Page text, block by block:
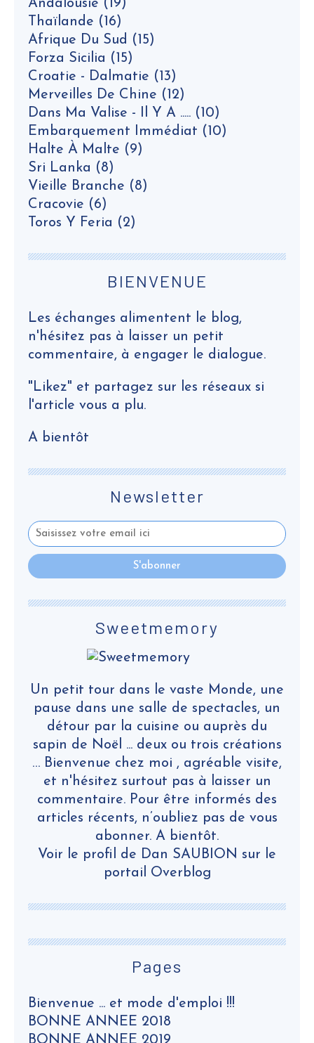
Newsletter
Andalousie (19)
Thaïlande (16)
Afrique Du Sud (15)
Forza Sicilia (15)
Croatie - Dalmatie (13)
Merveilles De Chine (12)
Dans Ma Valise - Il Y A ..... (10)
Embarquement Immédiat (10)
Halte À Malte (9)
Sri Lanka (8)
Vieille Branche (8)
Cracovie (6)
Toros Y Feria (2)
Pages
Bienvenue ... et mode d'emploi !!!
BONNE ANNEE 2018
BONNE ANNEE 2019
Sweetmemory
Un petit tour dans le vaste Monde, une
pause dans une salle de spectacles, un
détour par la cuisine ou auprès du
sapin de Noël ... deux ou trois créations
… Bienvenue chez moi , agréable visite,
et n'hésitez surtout pas à laisser un
commentaire. Pour être informés des
articles récents, n’oubliez pas de vous
abonner. A bientôt.
Voir le profil de Dan SAUBION sur le
portail Overblog
BIENVENUE
Les échanges alimentent le blog,
n'hésitez pas à laisser un petit
commentaire, à engager le dialogue.
"Likez" et partagez sur les réseaux si
l'article vous a plu.
A bientôt